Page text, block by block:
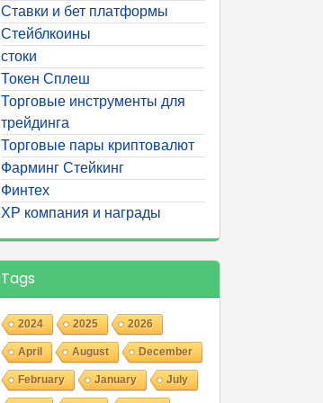
Ставки и бет платформы
Стейблкоины
стоки
Токен Сплеш
Торговые инструменты для
трейдинга
Торговые пары криптовалют
Фарминг Стейкинг
Финтех
ХР компания и награды
Tags
2024 2025 2026
April August December
February January July